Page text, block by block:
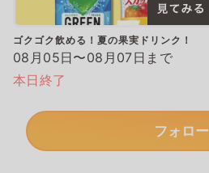
ゴクゴク飲める！夏の果実ドリンク！
08月05日〜08月07日まで
本日終了
フォロー